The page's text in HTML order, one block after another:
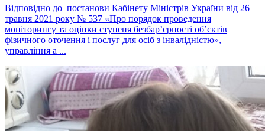
Відповідно до постанови Кабінету Міністрів України від 26
травня 2021 року № 537 «Про порядок проведення
моніторингу та оцінки ступеня безбар’єрності об’єктів
фізичного оточення і послуг для осіб з інвалідністю»,
управління а ...